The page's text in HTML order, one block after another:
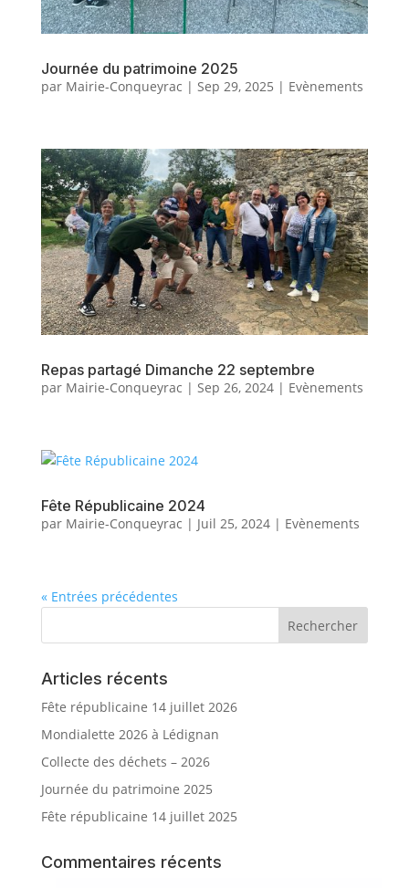
Journée du patrimoine 2025
par Mairie-Conqueyrac | Sep 29, 2025 | Evènements
Repas partagé Dimanche 22 septembre
par Mairie-Conqueyrac | Sep 26, 2024| Evènements
Fête Républicaine 2024
par Mairie-Conqueyrac | Juil 25, 2024| Evènements
« Entrées précédentes
Articles récents
Fête républicaine 14 juillet 2026
Mondialette 2026 à Lédignan
Collecte des déchets – 2026
Journée du patrimoine 2025
Fête républicaine 14 juillet 2025
Commentaires récents